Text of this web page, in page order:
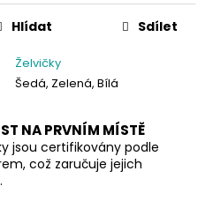
Želvičky
Šedá, Zelená, Bílá
Hlídat Sdílet
NA PRVNÍM MÍSTĚ
jsou certifikovány podle
což zaručuje jejich